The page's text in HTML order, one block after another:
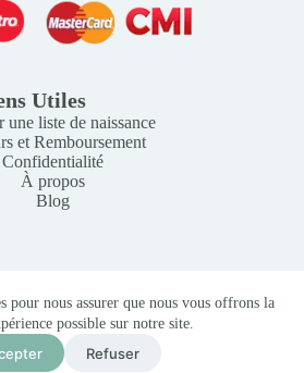
pour nous assurer que nous vous offrons la
possible sur notre site.
Refuser
Utiles
une liste de naissance
et Remboursement
Confidentialité
À propos
Blog
- Création du site :
Baptiste
Générales de Vente
Lansinoh Bouteilles de Conservation du Lait Maternel 4x160ml
Ajouter au panier